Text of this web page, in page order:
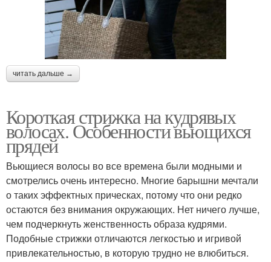
читать дальше →
Короткая стрижка на кудрявых
волосах. Особенности вьющихся
прядей
Вьющиеся волосы во все времена были модными и
смотрелись очень интересно. Многие барышни мечтали
о таких эффектных прическах, потому что они редко
остаются без внимания окружающих. Нет ничего лучше,
чем подчеркнуть женственность образа кудрями.
Подобные стрижки отличаются легкостью и игривой
привлекательностью, в которую трудно не влюбиться.